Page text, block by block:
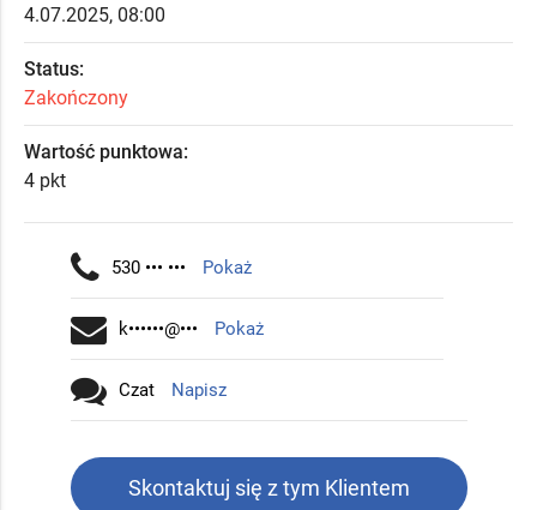
4.07.2025, 08:00
Status:
Zakończony
Wartość punktowa:
4 pkt
530 ••• ••• Pokaż
k••••••@••• Pokaż
Czat Napisz
Skontaktuj się z tym Klientem